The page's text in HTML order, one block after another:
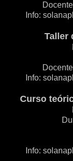
Info:
Taller
Info:
Curso
Info: